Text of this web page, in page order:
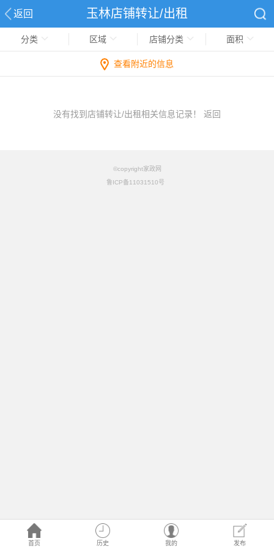
返回 玉林店铺转让/出租
首页 历史 我的 发布
分类 区域 店铺分类 面积
查看附近的信息
没有找到店铺转让/出租相关信息记录！ 返回
©copyright家政网
鲁ICP备11031510号